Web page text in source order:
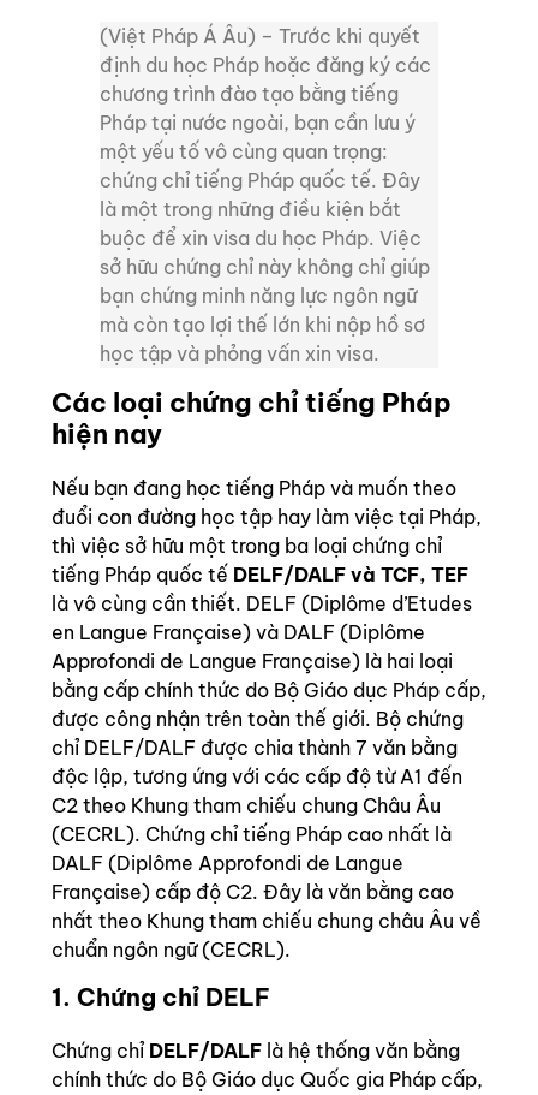
(Việt Pháp Á Âu) – Trước khi quyết
định du học Pháp hoặc đăng ký các
chương trình đào tạo bằng tiếng
Pháp tại nước ngoài, bạn cần lưu ý
một yếu tố vô cùng quan trọng:
chứng chỉ tiếng Pháp quốc tế. Đây
là một trong những điều kiện bắt
buộc để xin visa du học Pháp. Việc
sở hữu chứng chỉ này không chỉ giúp
bạn chứng minh năng lực ngôn ngữ
mà còn tạo lợi thế lớn khi nộp hồ sơ
học tập và phỏng vấn xin visa.
Các loại chứng chỉ tiếng Pháp
hiện nay
Nếu bạn đang học tiếng Pháp và muốn theo
đuổi con đường học tập hay làm việc tại Pháp,
thì việc sở hữu một trong ba loại chứng chỉ
tiếng Pháp quốc tế DELF/DALF và TCF, TEF
là vô cùng cần thiết. DELF (Diplôme d’Etudes
en Langue Française) và DALF (Diplôme
Approfondi de Langue Française) là hai loại
bằng cấp chính thức do Bộ Giáo dục Pháp cấp,
được công nhận trên toàn thế giới. Bộ chứng
chỉ DELF/DALF được chia thành 7 văn bằng
độc lập, tương ứng với các cấp độ từ A1 đến
C2 theo Khung tham chiếu chung Châu Âu
(CECRL). Chứng chỉ tiếng Pháp cao nhất là
DALF (Diplôme Approfondi de Langue
Française) cấp độ C2. Đây là văn bằng cao
nhất theo Khung tham chiếu chung châu Âu về
chuẩn ngôn ngữ (CECRL).
1. Chứng chỉ DELF
Chứng chỉ DELF/DALF là hệ thống văn bằng
chính thức do Bộ Giáo dục Quốc gia Pháp cấp,